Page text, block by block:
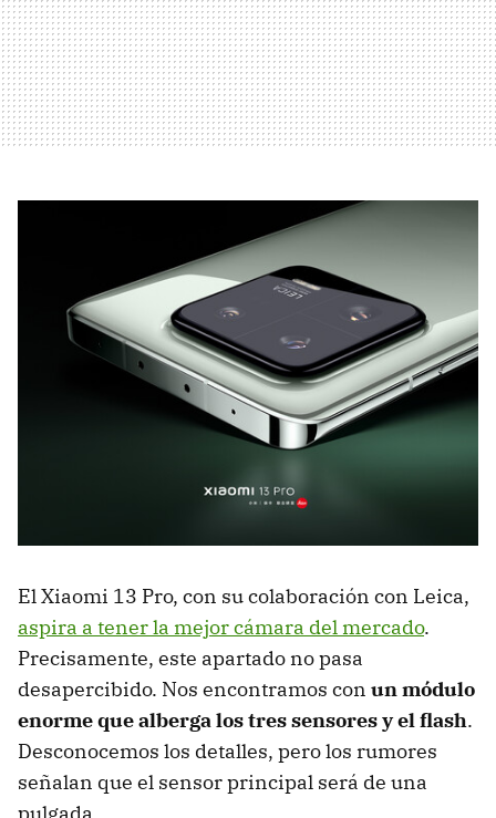
El Xiaomi 13 Pro, con su colaboración con Leica,
aspira a tener la mejor cámara del mercado.
Precisamente, este apartado no pasa
desapercibido. Nos encontramos con un módulo
enorme que alberga los tres sensores y el flash.
Desconocemos los detalles, pero los rumores
señalan que el sensor principal será de una